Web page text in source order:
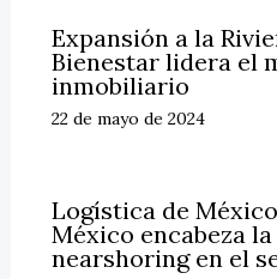
Expansión a la
Bienestar lidera el
inmobiliario
22 de mayo de 2024
Logística de
México encabeza
nearshoring en el